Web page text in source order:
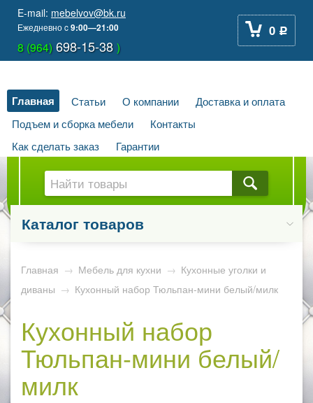
E-mail: mebelvov@bk.ru
Ежедневноc9:00—21:00
8 (964) 698-15-38)
0 Р
Главная Статьи О компании
Доставка и оплата
Подъем и сборка мебели
Контакты
Как сделать заказ
Гарантии
Каталог товаров
Главная → Мебель для кухни → Кухонные уголки и
диваны → Кухонный набор Тюльпан-мини белый/милк
Кухонный набор
Тюльпан-мини белый/
милк